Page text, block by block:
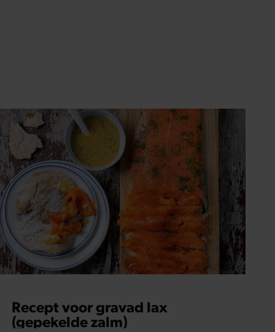
Recept voor gravad lax
(gepekelde zalm)